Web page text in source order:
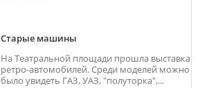
Старые машины
На Театральной площади прошла выставка
ретро-автомобилей. Среди моделей можно
было увидеть ГАЗ, УАЗ, "полуторка",...